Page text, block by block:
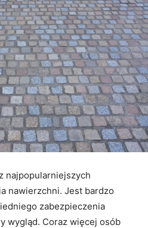
najpopularniejszych
nawierzchni. Jest bardzo
zabezpieczenia
wygląd. Coraz więcej osób